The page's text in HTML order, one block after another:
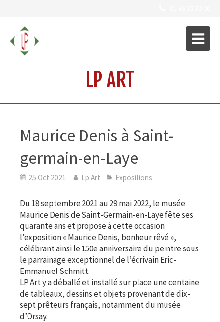
LP ART
Maurice Denis à Saint-
germain-en-Laye
25 Oct 2021 Lp Art Expositions
Du 18 septembre 2021 au 29 mai 2022, le musée
Maurice Denis de Saint-Germain-en-Laye fête ses
quarante ans et propose à cette occasion
l’exposition « Maurice Denis, bonheur rêvé »,
célébrant ainsi le 150e anniversaire du peintre sous
le parrainage exceptionnel de l’écrivain Eric-
Emmanuel Schmitt.
LP Art y a déballé et installé sur place une centaine
de tableaux, dessins et objets provenant de dix-
sept prêteurs français, notamment du musée
d’Orsay.